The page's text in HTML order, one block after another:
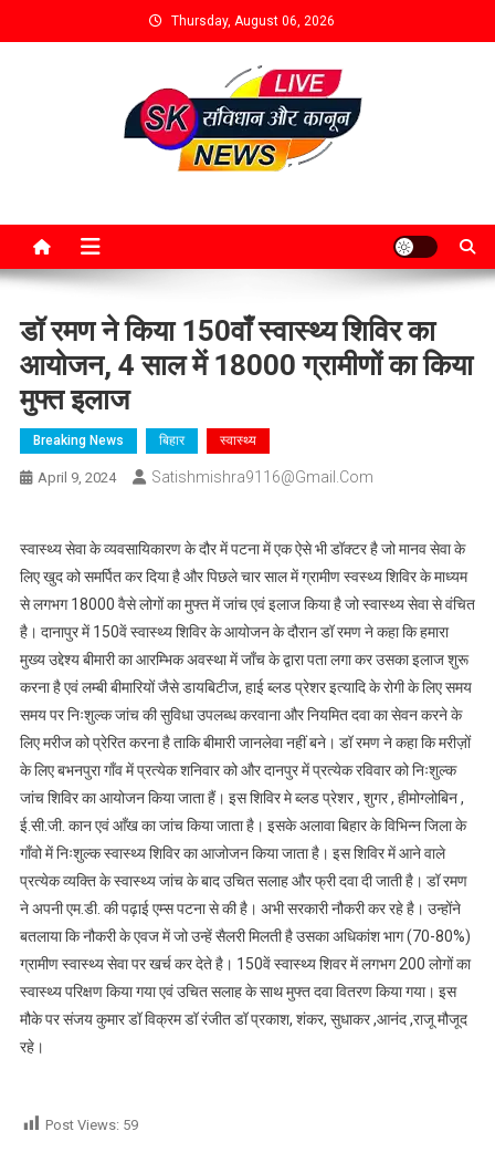
Thursday, August 06, 2026
डॉ रमण ने किया 150वाँ स्वास्थ्य शिविर का
आयोजन, 4 साल में 18000 ग्रामीणों का किया
मुफ्त इलाज
Breaking News बिहार स्वास्थ्य
April 9, 2024 Satishmishra9116@gmail.com
स्वास्थ्य सेवा के व्यवसायिकारण के दौर में पटना में एक ऐसे भी डॉक्टर है जो मानव सेवा के
लिए खुद को समर्पित कर दिया है और पिछले चार साल में ग्रामीण स्वस्थ्य शिविर के माध्यम
से लगभग 18000 वैसे लोगों का मुफ्त में जांच एवं इलाज किया है जो स्वास्थ्य सेवा से वंचित
है। दानापुर में 150वें स्वास्थ्य शिविर के आयोजन के दौरान डॉ रमण ने कहा कि हमारा
मुख्य उद्देश्य बीमारी का आरम्भिक अवस्था में जाँच के द्वारा पता लगा कर उसका इलाज शुरू
करना है एवं लम्बी बीमारियों जैसे डायबिटीज, हाई ब्लड प्रेशर इत्यादि के रोगी के लिए समय
समय पर निःशुल्क जांच की सुविधा उपलब्ध करवाना और नियमित दवा का सेवन करने के
लिए मरीज को प्रेरित करना है ताकि बीमारी जानलेवा नहीं बने। डॉ रमण ने कहा कि मरीज़ों
के लिए बभनपुरा गाँव में प्रत्येक शनिवार को और दानपुर में प्रत्येक रविवार को निःशुल्क
जांच शिविर का आयोजन किया जाता हैं। इस शिविर मे ब्लड प्रेशर , शुगर , हीमोग्लोबिन ,
ई.सी.जी. कान एवं आँख का जांच किया जाता है। इसके अलावा बिहार के विभिन्न जिला के
गाँवो में निःशुल्क स्वास्थ्य शिविर का आजोजन किया जाता है। इस शिविर में आने वाले
प्रत्येक व्यक्ति के स्वास्थ्य जांच के बाद उचित सलाह और फ्री दवा दी जाती है। डॉ रमण
ने अपनी एम.डी. की पढ़ाई एम्स पटना से की है। अभी सरकारी नौकरी कर रहे है। उन्होंने
बतलाया कि नौकरी के एवज में जो उन्हें सैलरी मिलती है उसका अधिकांश भाग (70-80%)
ग्रामीण स्वास्थ्य सेवा पर खर्च कर देते है। 150वें स्वास्थ्य शिवर में लगभग 200 लोगों का
स्वास्थ्य परिक्षण किया गया एवं उचित सलाह के साथ मुफ्त दवा वितरण किया गया। इस
मौके पर संजय कुमार डॉ विक्रम डॉ रंजीत डॉ प्रकाश, शंकर, सुधाकर ,आनंद ,राजू मौजूद
रहे।
Post Views: 59